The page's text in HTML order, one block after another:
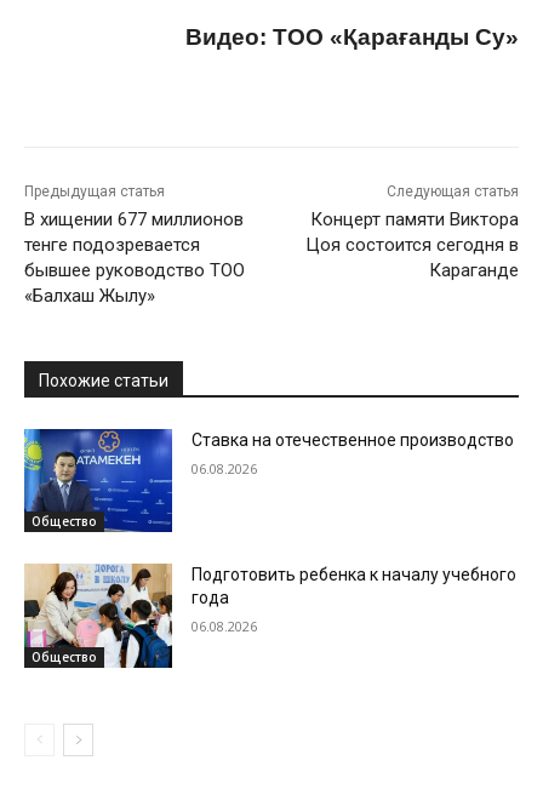
Видео: ТОО «Қарағанды Су»
Предыдущая статья
В хищении 677 миллионов
тенге подозревается
бывшее руководство ТОО
«Балхаш Жылу»
Следующая статья
Концерт памяти Виктора
Цоя состоится сегодня в
Караганде
Похожие статьи
Общество
Ставка на отечественное производство
06.08.2026
Общество
Подготовить ребенка к началу учебного
года
06.08.2026